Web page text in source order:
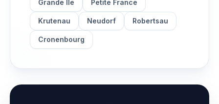
Grande Île Petite France
Krutenau Neudorf Robertsau
Cronenbourg